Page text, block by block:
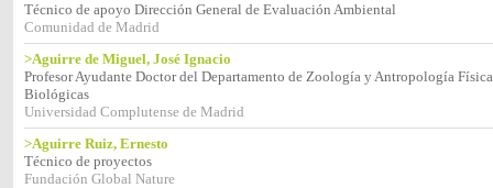
Técnico de apoyo Dirección General de Evaluación Ambiental
Comunidad de Madrid
>Aguirre de Miguel, José Ignacio
Profesor Ayudante Doctor del Departamento de Zoología y Antropología
Biológicas
Universidad Complutense de Madrid
>Aguirre Ruiz, Ernesto
Técnico de proyectos
Fundación Global Nature